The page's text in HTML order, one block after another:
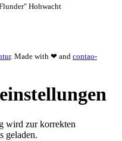
Hohwacht
. Made with ❤ and contao-
wird zur korrekten
geladen.